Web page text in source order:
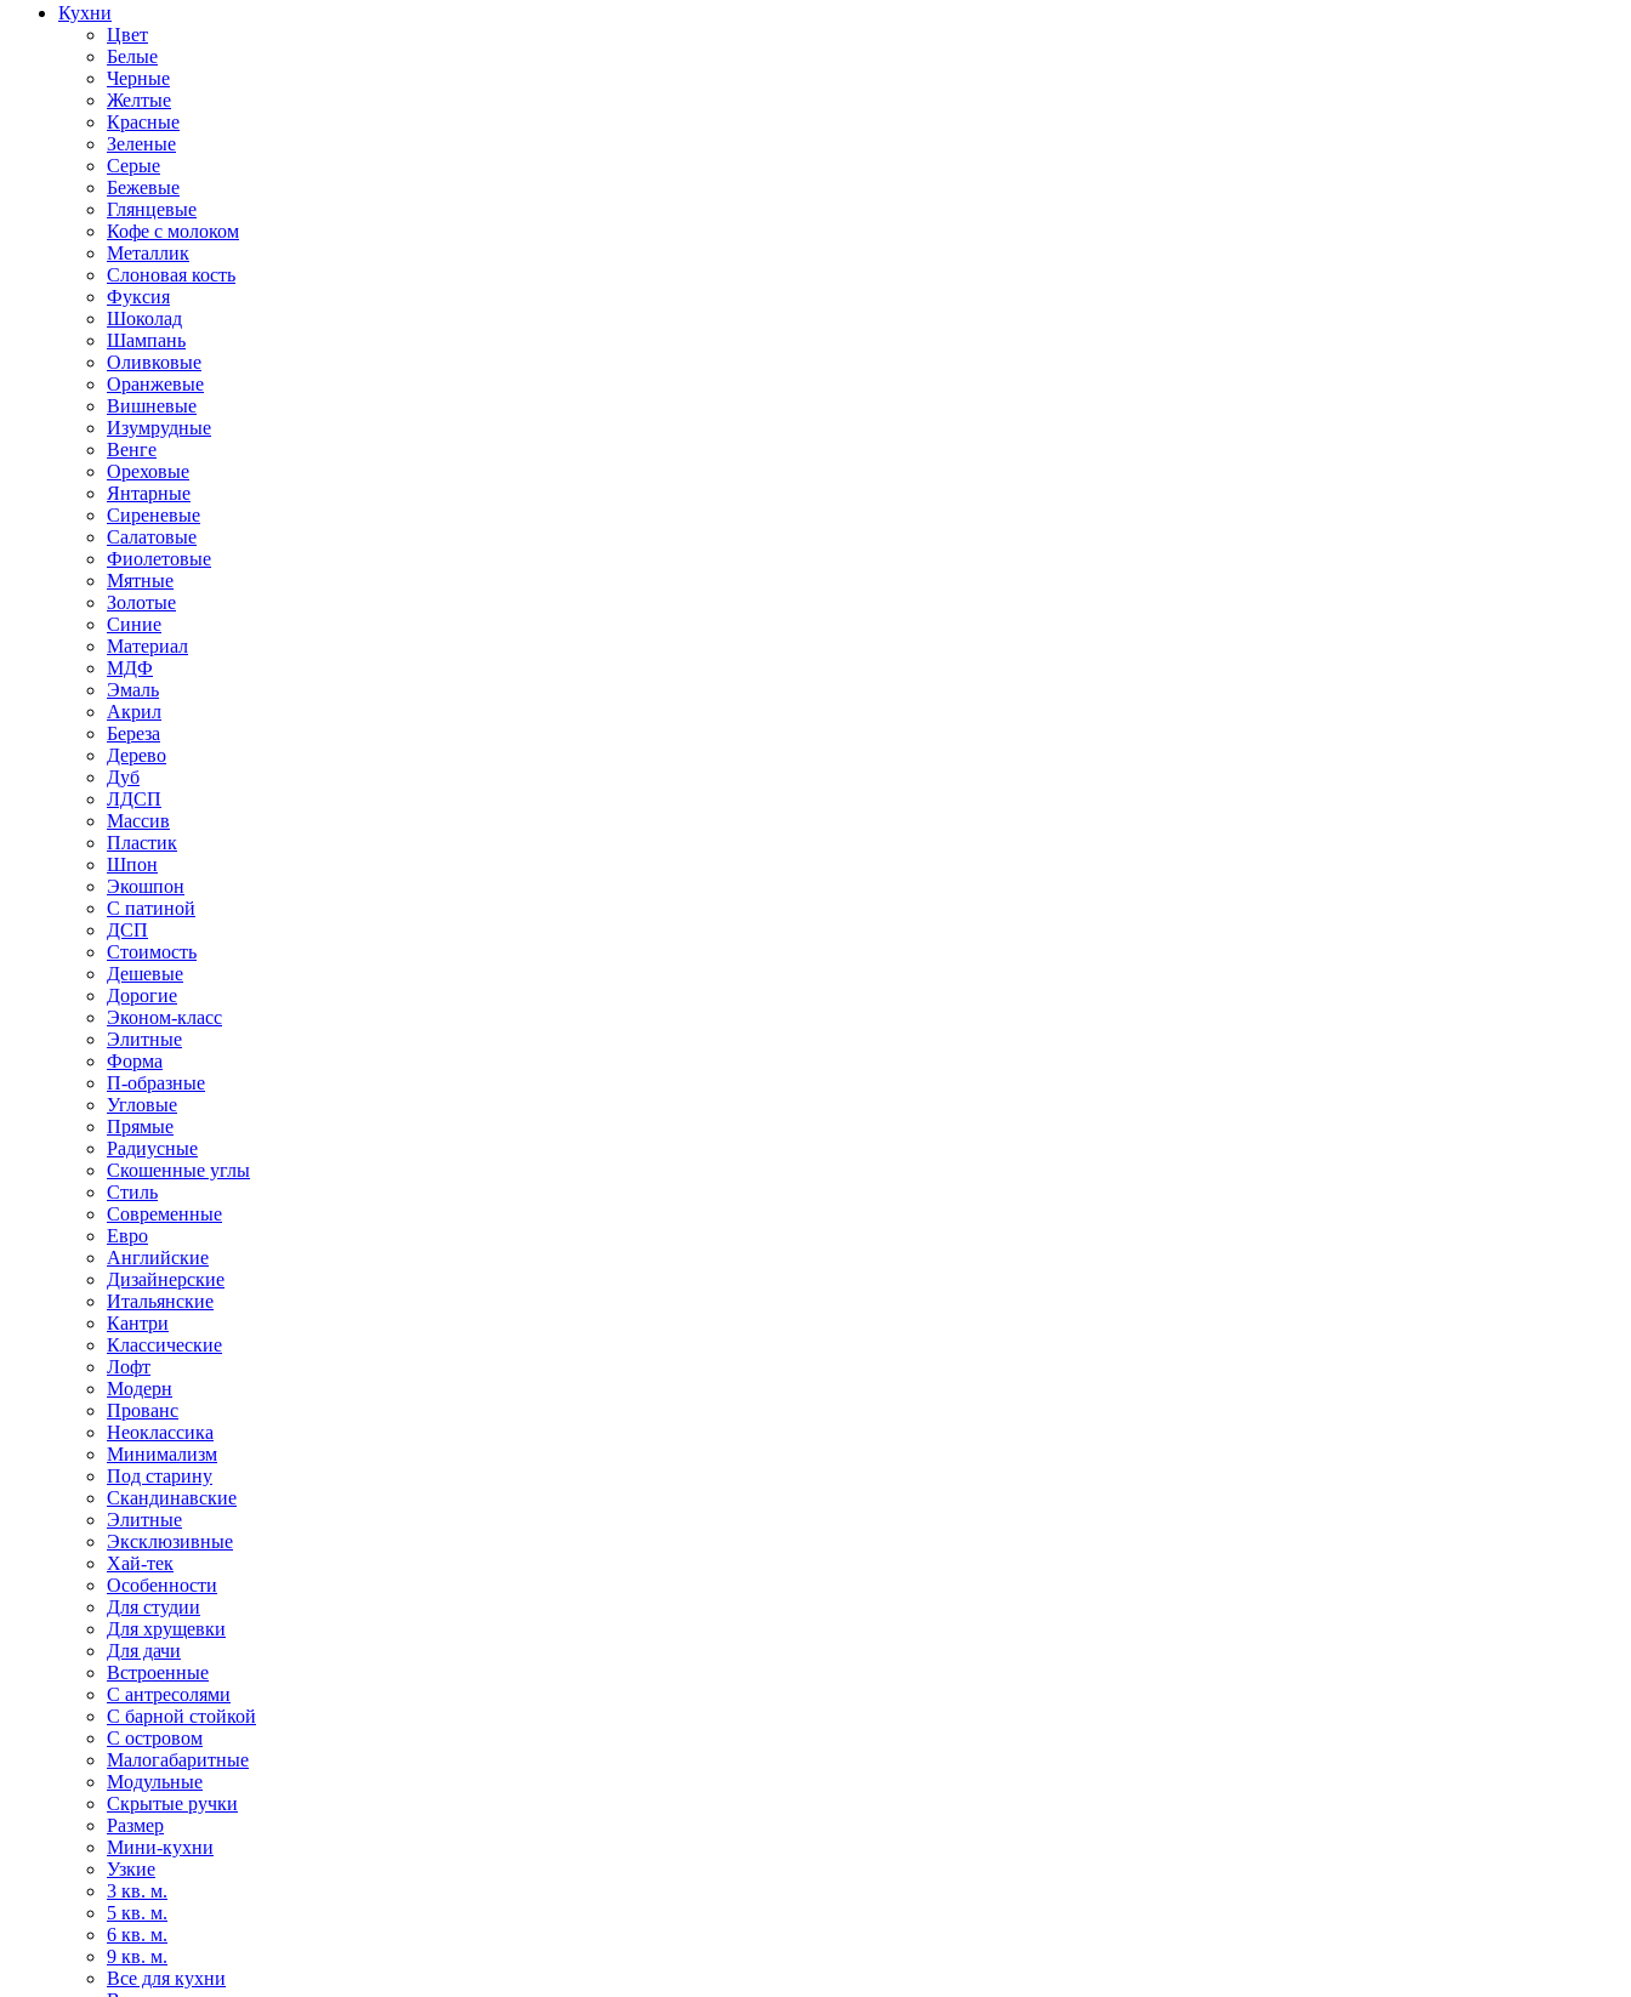
Кухни
Цвет
Белые
Черные
Желтые
Красные
Зеленые
Серые
Бежевые
Глянцевые
Кофе с молоком
Металлик
Слоновая кость
Фуксия
Шоколад
Шампань
Оливковые
Оранжевые
Вишневые
Изумрудные
Венге
Ореховые
Янтарные
Сиреневые
Салатовые
Фиолетовые
Мятные
Золотые
Синие
Материал
МДФ
Эмаль
Акрил
Береза
Дерево
Дуб
ЛДСП
Массив
Пластик
Шпон
Экошпон
С патиной
ДСП
Стоимость
Дешевые
Дорогие
Эконом-класс
Элитные
Форма
П-образные
Угловые
Прямые
Радиусные
Скошенные углы
Стиль
Современные
Евро
Английские
Дизайнерские
Итальянские
Кантри
Классические
Лофт
Модерн
Прованс
Неоклассика
Минимализм
Под старину
Скандинавские
Элитные
Эксклюзивные
Хай-тек
Особенности
Для студии
Для хрущевки
Для дачи
Встроенные
С антресолями
С барной стойкой
С островом
Малогабаритные
Модульные
Скрытые ручки
Размер
Мини-кухни
Узкие
3 кв. м.
5 кв. м.
6 кв. м.
9 кв. м.
Все для кухни